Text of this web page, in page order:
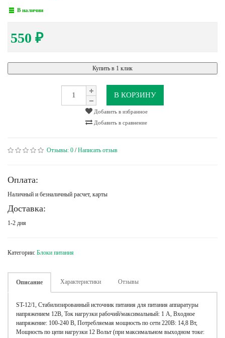
В наличии
550 ₽
Купить в 1 клик
В КОРЗИНУ
Добавить в избранное
Добавить в сравнение
Отзывы: 0 /Написать отзыв
Оплата:
Наличный и безналичный расчет, карты
Доставка:
1-2 дня
Категории: Блоки питания
Описание Характеристики Отзывы
ST-12/1, Стабилизированный источник питания для питания аппаратуры
напряжением 12В, Ток нагрузки рабочий/максимальный: 1 А, Входное
напряжение: 100-240 В, Потребляемая мощность по сети 220В: 14,8 Вт,
Мощность по цепи нагрузки 12 Вольт (при максимальном выходном токе: